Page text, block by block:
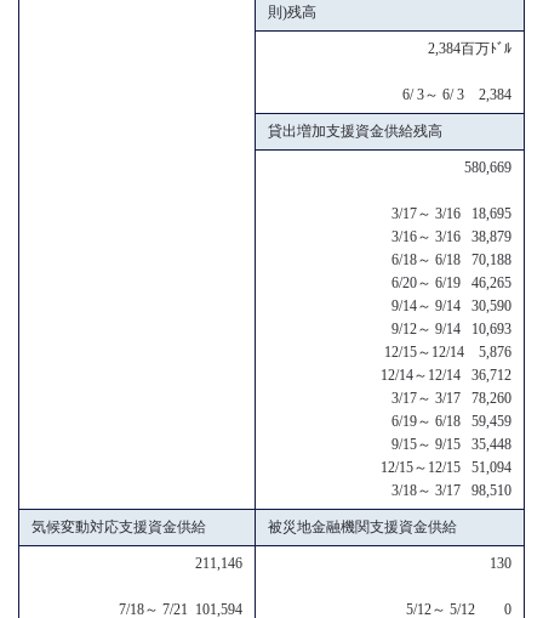
則)残高
2,384百万ﾄﾞﾙ
6/ 3～ 6/ 3 2,384
貸出増加支援資金供給残高
580,669
3/17～ 3/16 18,695
3/16～ 3/16 38,879
6/18～ 6/18 70,188
6/20～ 6/19 46,265
9/14～ 9/14 30,590
9/12～ 9/14 10,693
12/15～12/14 5,876
12/14～12/14 36,712
3/17～ 3/17 78,260
6/19～ 6/18 59,459
9/15～ 9/15 35,448
12/15～12/15 51,094
3/18～ 3/17 98,510
気候変動対応支援資金供給 被災地金融機関支援資金供給
211,146
7/18～ 7/21 101,594
130
5/12～ 5/12 0